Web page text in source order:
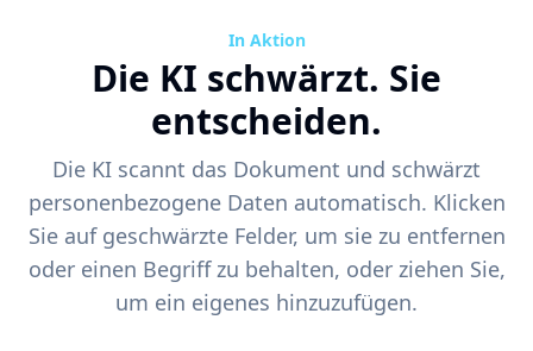
In Aktion
Die KI schwärzt. Sie
entscheiden.
Die KI scannt das Dokument und schwärzt
personenbezogene Daten automatisch. Klicken
Sie auf geschwärzte Felder, um sie zu entfernen
oder einen Begriff zu behalten, oder ziehen Sie,
um ein eigenes hinzuzufügen.